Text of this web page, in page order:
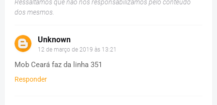
Ressaltamos que não nos responsabilizamos pelo conteúdo
dos mesmos.
Unknown
12 de março de 2019 às 13:21
Mob Ceará faz da linha 351
Responder